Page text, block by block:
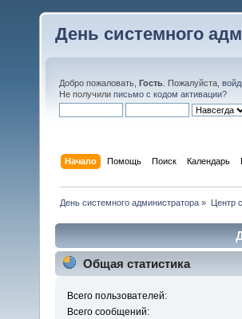
День системного
Добро пожаловать, Гость . Пожалуйста,
Не получили письмо с кодом активации?
Начало Помощь Поиск Календарь
День системного администратора » Центр
Общая статистика
Всего пользователей:
Всего сообщений: